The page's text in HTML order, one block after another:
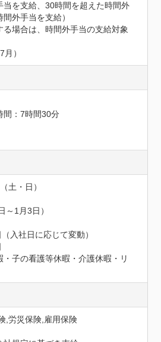
当を支給、30時間を超えた時間外
外手当を支給）
場合は、時間外手当の支給対象
）
間：7時間30分
土・日）
～1月3日）
入社日に応じて変動）
・子の看護等休暇・介護休暇・リ
,労災保険,雇用保険